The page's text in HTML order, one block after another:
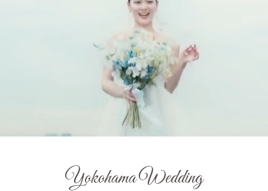
Yokohama Wedding